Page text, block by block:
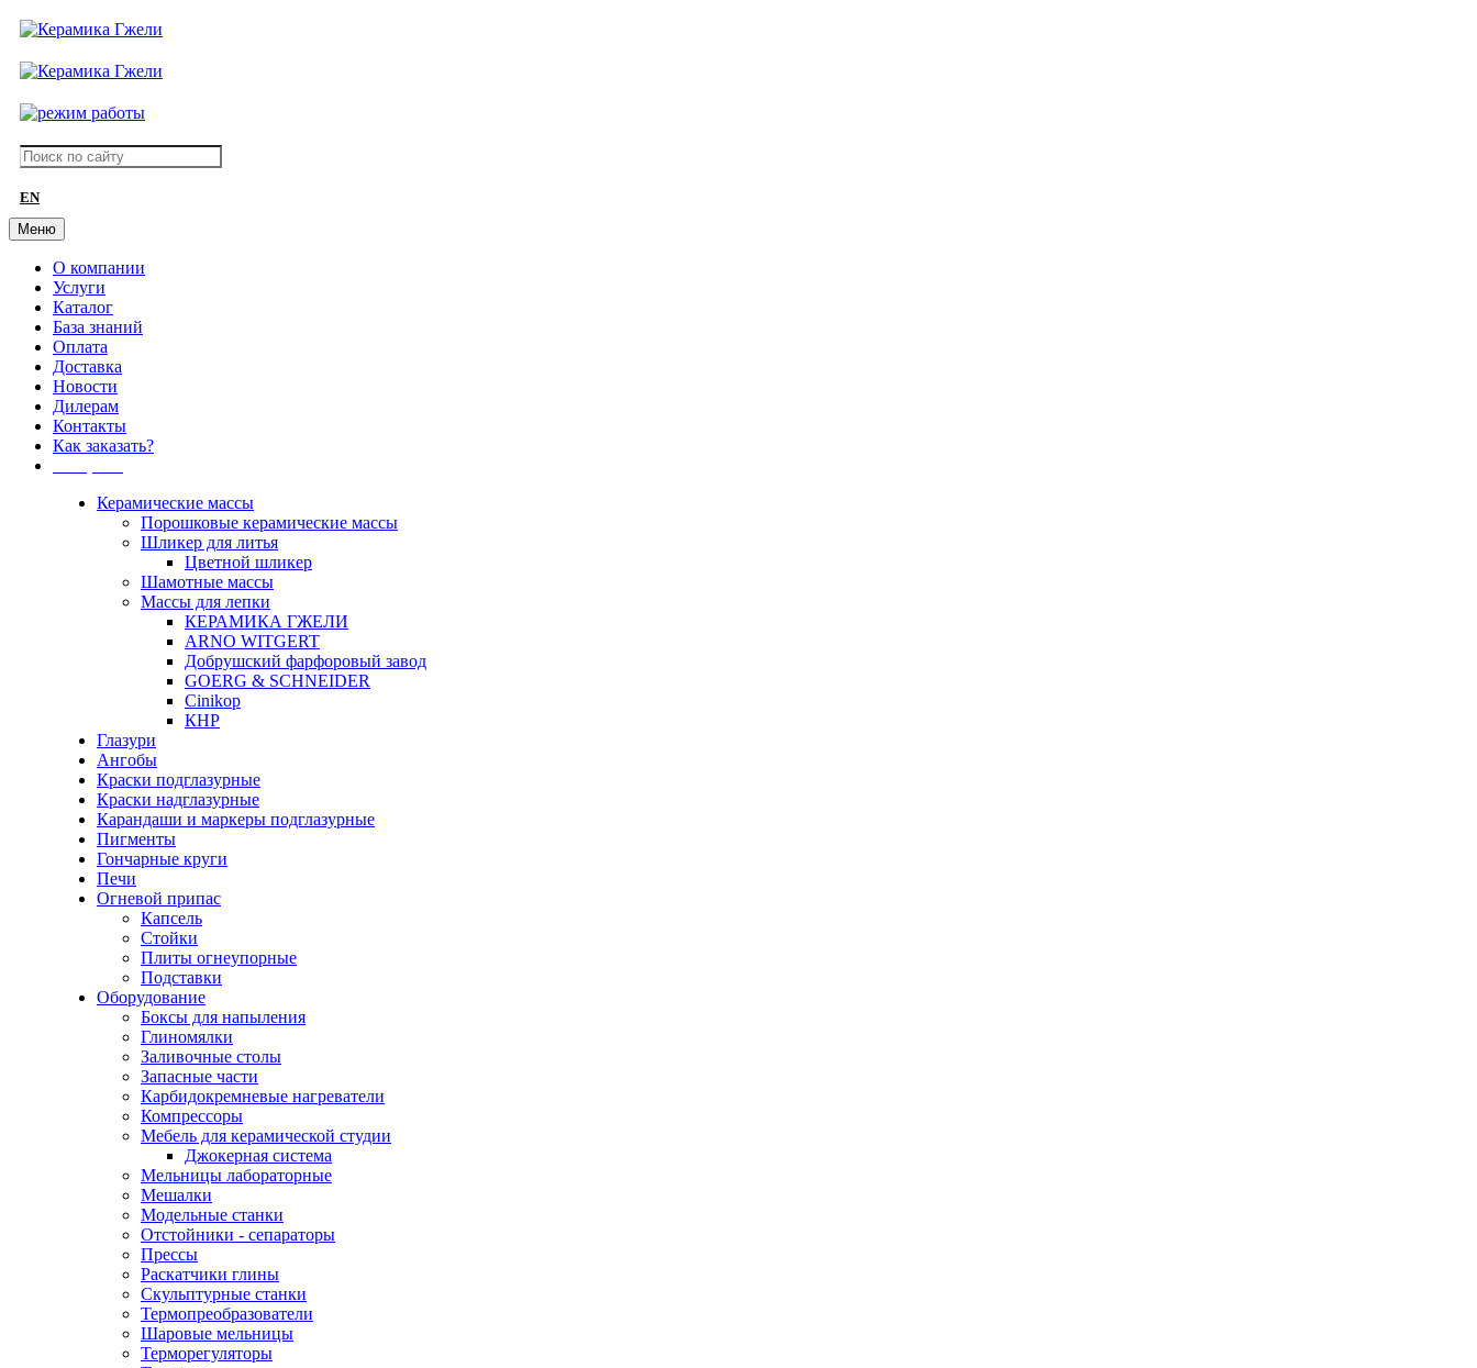
EN
Меню
О компании
Услуги
Каталог
База знаний
Оплата
Доставка
Новости
Дилерам
Контакты
Как заказать?
Керамические массы
Порошковые керамические массы
Шликер для литья
Цветной шликер
Шамотные массы
Массы для лепки
КЕРАМИКА ГЖЕЛИ
ARNO WITGERT
Добрушский фарфоровый завод
GOERG & SCHNEIDER
Cinikop
КНР
Глазури
Ангобы
Краски подглазурные
Краски надглазурные
Карандаши и маркеры подглазурные
Пигменты
Гончарные круги
Печи
Огневой припас
Капсель
Стойки
Плиты огнеупорные
Подставки
Оборудование
Боксы для напыления
Глиномялки
Заливочные столы
Запасные части
Карбидокремневые нагреватели
Компрессоры
Мебель для керамической студии
Джокерная система
Мельницы лабораторные
Мешалки
Модельные станки
Отстойники - сепараторы
Прессы
Раскатчики глины
Скульптурные станки
Термопреобразователи
Шаровые мельницы
Терморегуляторы